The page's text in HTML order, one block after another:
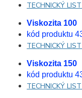
TECHNICKÝ
Viskozita 100
kód produktu
TECHNICKÝ
Viskozita 150
kód produktu
TECHNICKÝ